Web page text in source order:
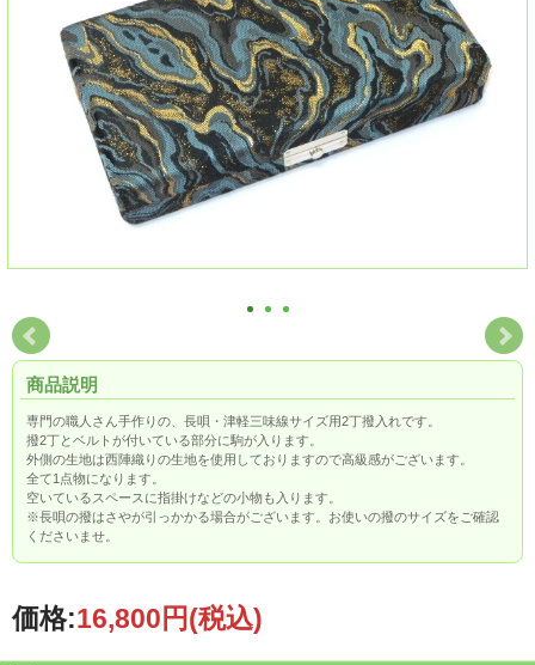
商品説明
専門の職人さん手作りの、長唄・津軽三味線サイズ用2丁撥入れです。
撥2丁とベルトが付いている部分に駒が入ります。
外側の生地は西陣織りの生地を使用しておりますので高級感がございます。
全て1点物になります。
空いているスペースに指掛けなどの小物も入ります。
※長唄の撥はさやが引っかかる場合がございます。お使いの撥のサイズをご確認
くださいませ。
価格:16,800円(税込)